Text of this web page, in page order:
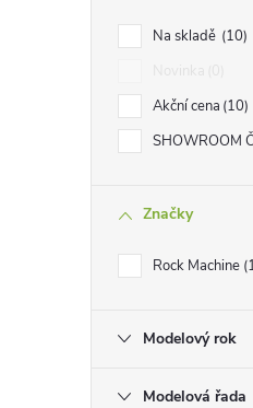
Na skladě 10
Akční cena 10
SHOWROOM
Značky
Rock Machine
Modelový rok
Modelová řada